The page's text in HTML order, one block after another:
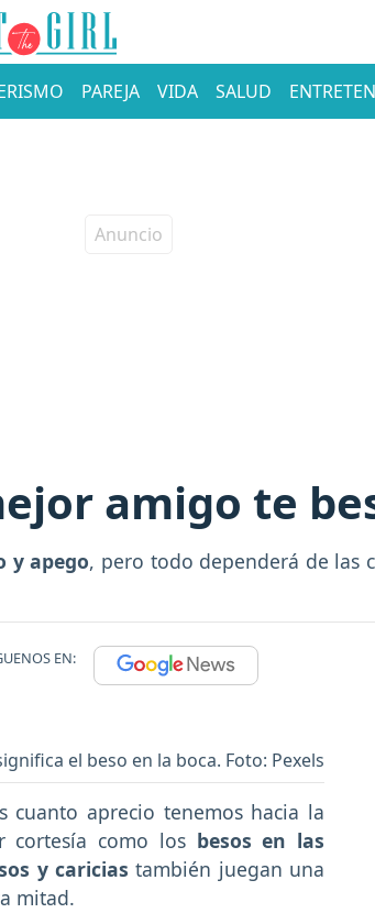
PAREJA VIDA SALUD
amigo te
y apego, pero todo dependerá de las
EN:
el beso en la boca. Foto: Pexels
cuanto aprecio tenemos hacia la
cortesía como los besos en las
y cariciastambién juegan una
mitad.